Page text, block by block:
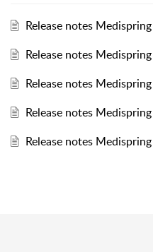
Release notes
Release notes
Release notes
Release notes
Release notes